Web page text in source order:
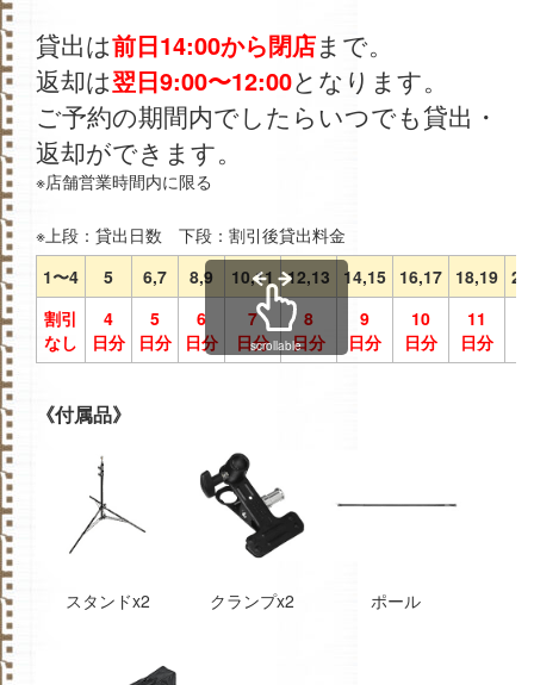
貸出は前日14:00から閉店まで。
返却は翌日9:00〜12:00となります。
ご予約の期間内でしたらいつでも貸出・
返却ができます。
※店舗営業時間内に限る
※上段：貸出日数 下段：割引後貸出料金
1〜4
5 6,7 8,9 10,11 12,13 14,15 16,17 18,19
割引
なし
4
日分
5
日分
6
日分
7
日分
8
日分
9
日分
10
日分
11
日分
scrollable
《付属品》
スタンドx2 クランプx2 ポール